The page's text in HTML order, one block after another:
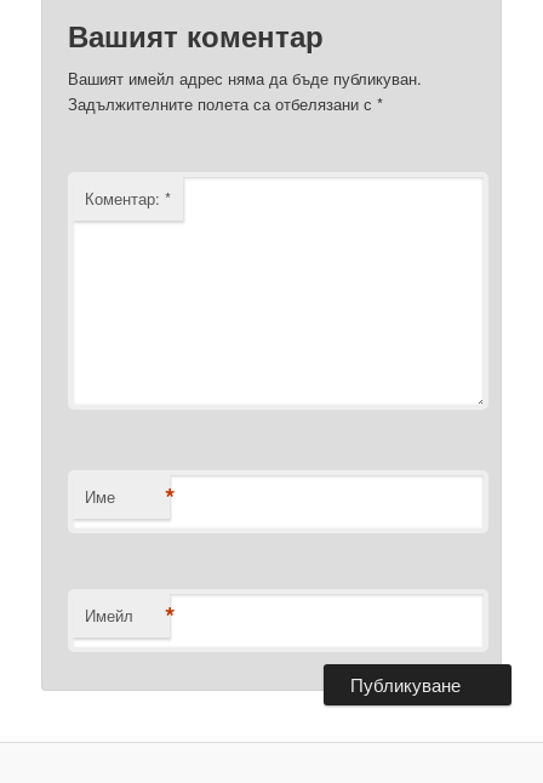
Вашият коментар
Вашият имейл адрес няма да бъде публикуван.
Задължителните полета са отбелязани с*
Коментар:*
Име *
Имейл *